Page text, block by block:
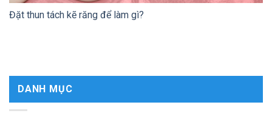
Đặt thun tách kẽ răng để làm gì?
DANH MỤC